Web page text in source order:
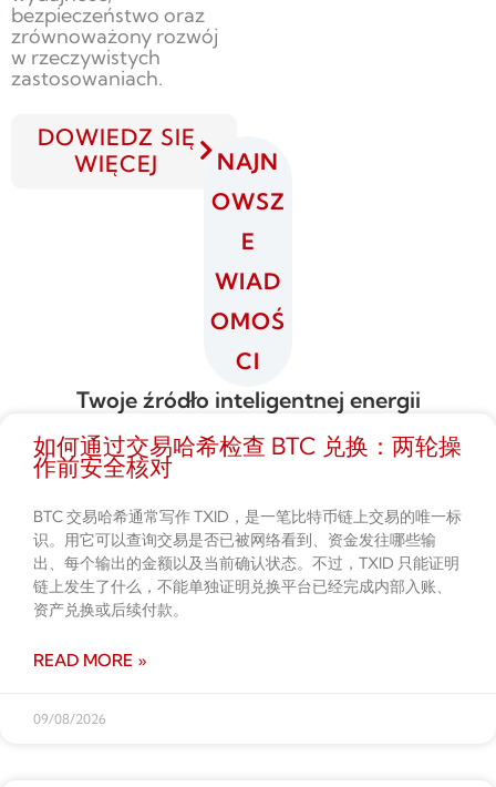
bezpieczeństwo oraz
zrównoważony rozwój
w rzeczywistych
zastosowaniach.
DOWIEDZ SIĘ
WIĘCEJ
NAJN
OWSZ
E
WIAD
OMOŚ
CI
Twoje źródło inteligentnej energii
如何通过交易哈希检查 BTC 兑换：两轮操
作前安全核对
BTC 交易哈希通常写作 TXID，是一笔比特币链上交易的唯一标
识。用它可以查询交易是否已被网络看到、资金发往哪些输
出、每个输出的金额以及当前确认状态。不过，TXID 只能证明
链上发生了什么，不能单独证明兑换平台已经完成内部入账、
资产兑换或后续付款。
READ MORE »
09/08/2026